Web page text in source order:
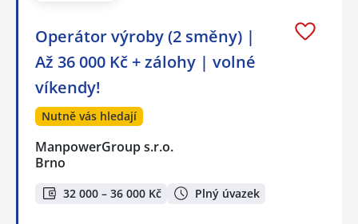
Operátor výroby (2 směny) |
Až 36 000 Kč + zálohy | volné
víkendy!
Nutně vás hledají
ManpowerGroup s.r.o.
Brno
32 000 – 36 000 Kč Plný úvazek